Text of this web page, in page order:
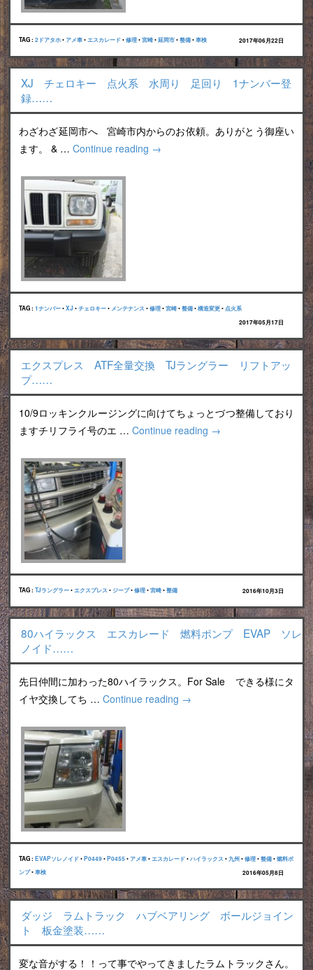
TAG : 2ドアタホ•アメ車•エスカレード•修理•宮崎•延岡市•整備•車検 2017年06月22日
XJ チェロキー 点火系 水周り 足回り 1ナンバー登
録……
わざわざ延岡市へ 宮崎市内からのお依頼。ありがとう御座い
ます。 & … Continue reading →
TAG : 1ナンバー•XJ •チェロキー• メンテナンス•修理•宮崎•整備•構造変更• 点火系
2017年05月17日
エクスプレス ATF全量交換 TJラングラー リフトアッ
プ……
10/9ロッキンクルージングに向けてちょっとづつ整備しており
ますチリフライ号のエ … Continue reading →
TAG : TJラングラー•エクスプレス• ジープ•修理•宮崎•整備 2016年10月3日
80ハイラックス エスカレード 燃料ポンプ EVAP ソレ
ノイド……
先日仲間に加わった80ハイラックス。For Sale できる様にタ
イヤ交換してち … Continue reading →
TAG : EVAPソレノイド•P0449•P0455•アメ車•エスカレード•ハイラックス•九州•修理•整備•燃料ポ
ンプ•車検 2016年05月8日
ダッジ ラムトラック ハブベアリング ボールジョイン
ト 板金塗装……
変な音がする！！って事でやってきましたラムトラックさん。